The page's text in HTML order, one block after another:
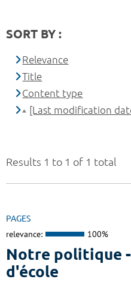
Results 1 to 1 of 1 total
PAGES
relevance: 100%
Notre politique
d'école
SORT BY :
Relevance
Title
Content type
[Last modification